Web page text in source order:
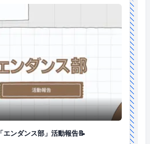
「エンダンス部」活動報告📝